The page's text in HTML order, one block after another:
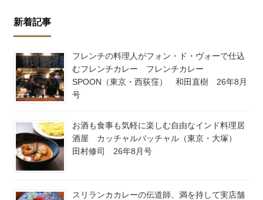
新着記事
フレンチの料理人がフォン・ド・ヴォーで仕込
むフレンチカレー フレンチカレー
SPOON（東京・西荻窪） 和田直樹 26年8月
号
お酒も食事も気軽に楽しむ自由なインド料理居
酒屋 カッチャルバッチャル（東京・大塚）
田村修司 26年8月号
スリランカカレーの伝道師、満を持して実店舗